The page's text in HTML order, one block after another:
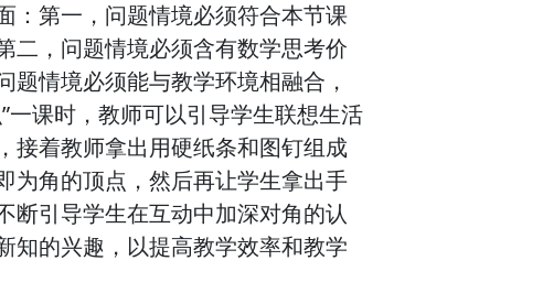
：第一，问题情境必须符合本节课
二，问题情境必须含有数学思考价
情境必须能与教学环境相融合，
一课时，教师可以引导学生联想生活
接着教师拿出用硬纸条和图钉组成
为角的顶点，然后再让学生拿出手
断引导学生在互动中加深对角的认
知的兴趣，以提高教学效率和教学